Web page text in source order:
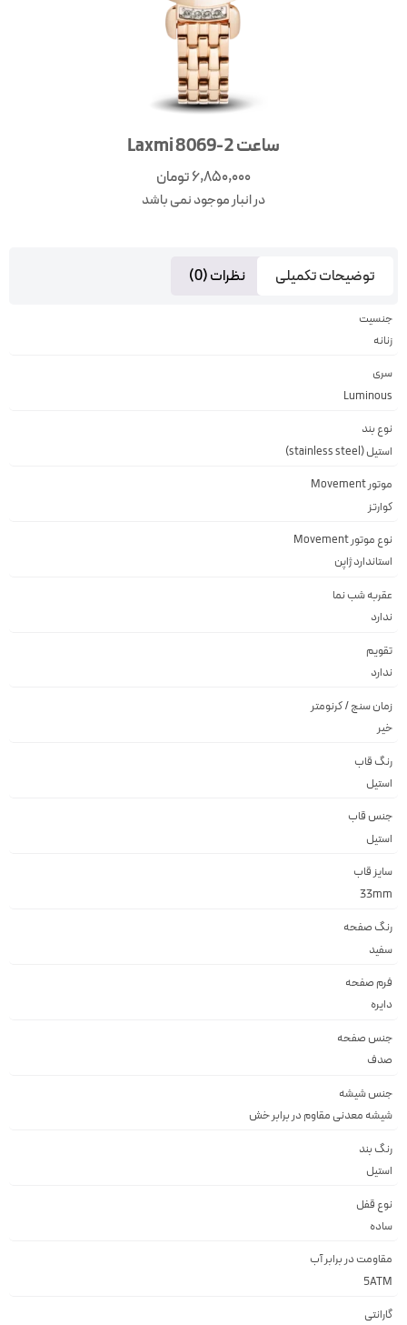
ساعت Laxmi 8069-2
6,850,000تومان
در انبار موجود نمی باشد
توضیحات تکمیلی نظرات (0)
جنسیت
زنانه
سری
Luminous
نوع بند
استیل (stainless steel)
موتور Movement
کوارتز
نوع موتور Movement
استاندارد ژاپن
عقربه شب نما
ندارد
تقویم
ندارد
زمان سنج / کرنومتر
خیر
رنگ قاب
استيل
جنس قاب
استيل
سایز قاب
33mm
رنگ صفحه
سفيد
فرم صفحه
دايره
جنس صفحه
صدف
جنس شیشه
شيشه معدنى مقاوم در برابر خش
رنگ بند
استيل
نوع قفل
ساده
مقاومت در برابر آب
5ATM
گارانتی